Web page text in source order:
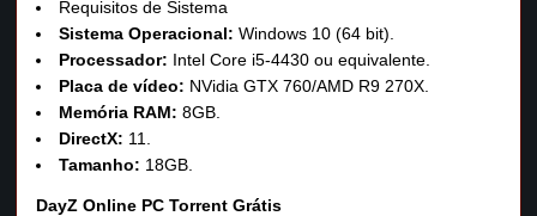
Requisitos de Sistema
Sistema Operacional:Windows 10 (64 bit).
Processador: Intel Core i5-4430 ou equivalente.
Placa de vídeo: NVidia GTX 760/AMD R9 270X.
Memória RAM:8GB.
DirectX: 11.
Tamanho: 18GB.
DayZ Online PC Torrent Grátis